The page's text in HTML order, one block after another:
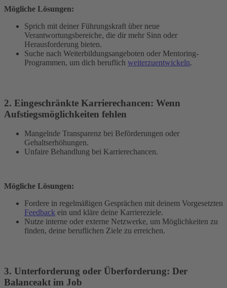
Mögliche Lösungen:
Sprich mit deiner Führungskraft über neue
Verantwortungsbereiche, die dir mehr Sinn oder
Herausforderung bieten.
Suche nach Weiterbildungsangeboten oder Mentoring-
Programmen, um dich beruflich weiterzuentwickeln.
2. Eingeschränkte Karrierechancen: Wenn
Aufstiegsmöglichkeiten fehlen
Mangelnde Transparenz bei Beförderungen oder
Gehaltserhöhungen.
Unfaire Behandlung bei Karrierechancen.
Mögliche Lösungen:
Fordere in regelmäßigen Gesprächen mit deinem Vorgesetzten
Feedback ein und kläre deine Karriereziele.
Nutze interne oder externe Netzwerke, um Möglichkeiten zu
finden, deine beruflichen Ziele zu erreichen.
3. Unterforderung oder Überforderung: Der
Balanceakt im Job